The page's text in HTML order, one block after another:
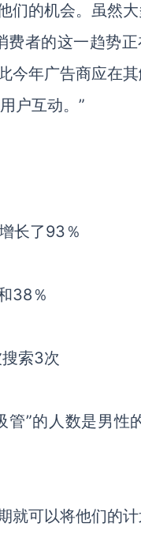
们的机会。虽然
费者的这一趋势
今年广告商应在
户互动。”
长了93％
38％
索3次
管”的人数是男性
就可以将他们的